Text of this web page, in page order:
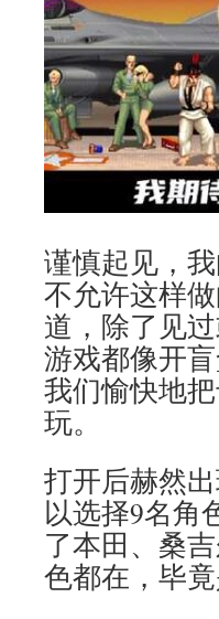
谨慎起见，
不允许这样
道，除了见
游戏都像开
我们愉快地
玩。
打开后赫然
以选择9名角
了本田、桑
色都在，毕